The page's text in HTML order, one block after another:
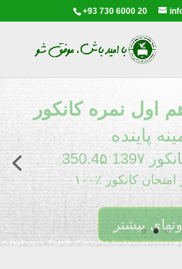
+93 730 6000 20
اول نمره کانکور
پاینده
139۷
امتحان کانکور
بیشتر